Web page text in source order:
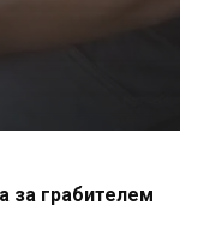
грабителем